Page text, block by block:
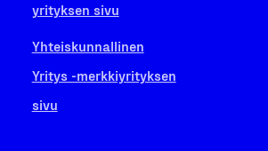
yrityksen sivu
Yhteiskunnallinen
Yritys -merkkiyrityksen
sivu